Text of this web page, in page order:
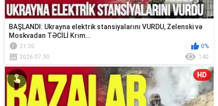
BAŞLANDI: Ukrayna elektrik stansiyalarını VURDU, Zelenski və
Moskvadan TƏCİLİ Krım...
31:30
0%
2026.07.30
140
HD